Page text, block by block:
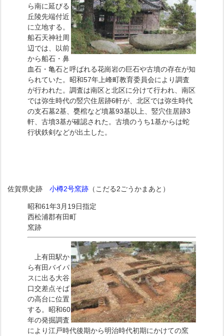
ら南に延びる
丘陵先端付近
に立地する。
船石天神社周
辺では、以前
から船石・鼻
血石・亀石と呼ばれる花崗岩の巨石や古墳の存在が知
られていた。昭和57年上峰町教育委員会により調査
が行われた。調査は南区と北区に分けて行われ、南区
では弥生時代の竪穴住居跡6軒が、北区では弥生時代
の支石墓2基、甕棺など墳墓93基以上、竪穴住居跡3
軒、古墳3基が確認された。古墳のうち1基からは蛇
行状鉄剣などが出土した。
佐賀県史跡小樽2号窯跡 （こだる2ごうかまあと）
昭和61年3月19日指定
西松浦郡有田町
窯跡
上有田駅か
ら有田バイパ
スに出る大谷
口交差点そば
の高台に位置
する。昭和60
年の発掘調査
により江戸時代後期から明治時代初期にかけての窯